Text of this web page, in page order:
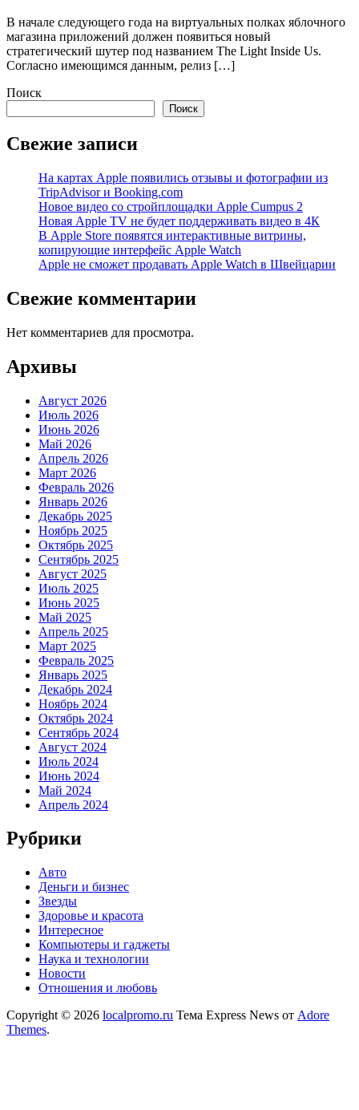
В начале следующего года на виртуальных полках яблочного
магазина приложений должен появиться новый
стратегический шутер под названием The Light Inside Us.
Согласно имеющимся данным, релиз […]
Поиск
Поиск
Свежие записи
На картах Apple появились отзывы и фотографии из
TripAdvisor и Booking.com
Новое видео со стройплощадки Apple Cumpus 2
Новая Apple TV не будет поддерживать видео в 4К
В Apple Store появятся интерактивные витрины,
копирующие интерфейс Apple Watch
Apple не сможет продавать Apple Watch в Швейцарии
Свежие комментарии
Нет комментариев для просмотра.
Архивы
Август 2026
Июль 2026
Июнь 2026
Май 2026
Апрель 2026
Март 2026
Февраль 2026
Январь 2026
Декабрь 2025
Ноябрь 2025
Октябрь 2025
Сентябрь 2025
Август 2025
Июль 2025
Июнь 2025
Май 2025
Апрель 2025
Март 2025
Февраль 2025
Январь 2025
Декабрь 2024
Ноябрь 2024
Октябрь 2024
Сентябрь 2024
Август 2024
Июль 2024
Июнь 2024
Май 2024
Апрель 2024
Рубрики
Авто
Деньги и бизнес
Звезды
Здоровье и красота
Интересное
Компьютеры и гаджеты
Наука и технологии
Новости
Отношения и любовь
Copyright © 2026 localpromo.ru Тема Express News от Adore
Themes.